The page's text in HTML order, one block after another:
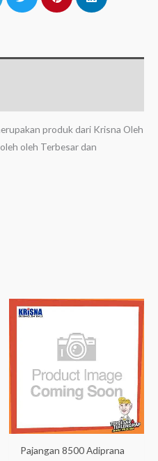
produk dari Krisna Oleh
oleh Terbesar dan
Pajangan 8500 Adiprana